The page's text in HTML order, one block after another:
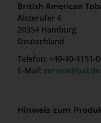
British American
Alsterufer 4
20354 Hamburg
Deutschland
Telefon: +49-40-4151-
E-Mail: service@bat.de
Hinweis zum